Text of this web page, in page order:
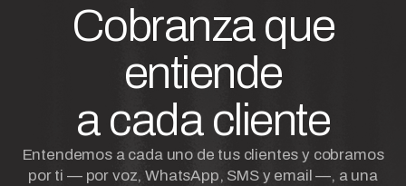
Cobranza que
entiende
a cada cliente
Entendemos a cada uno de tus clientes y cobramos
por ti — por voz, WhatsApp, SMS y email —, a una